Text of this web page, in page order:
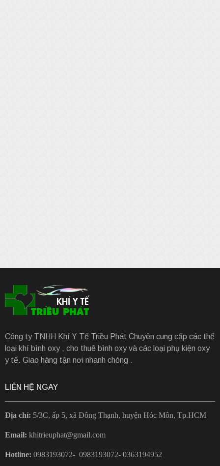
Công ty TNHH Khí Y Tế Triều Phát Chuyên cung cấp các thể
loại khí bình oxy , cho thuê bình oxy và các loại phụ kiện oxy
y tế. Giao hàng tận nơi nhanh chóng .
LIÊN HỆ NGAY
Địa chỉ: 5/3C, ấp 5, xã Đông Thạnh, huyện Hóc Môn, Tp.HCM
Email: khitrieuphat@gmail.com
Hotline: 0983193072- 0983193072- 0363194952